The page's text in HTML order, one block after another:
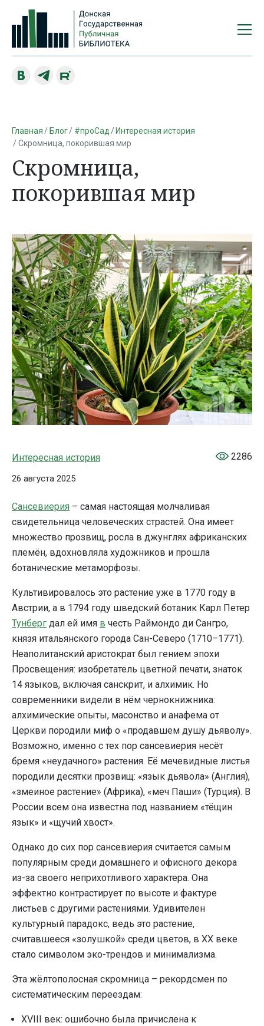
Главная Блог #проСад
Интересная история
Скромница, покорившая мир
Скромница,
покорившая мир
Интересная история
26 августа 2025
2286
Сансевиерия – самая настоящая молчаливая
свидетельница человеческих страстей. Она имеет
множество прозвищ, росла в джунглях африканских
племён, вдохновляла художников и прошла
ботанические метаморфозы.
Культивировалось это растение уже в 1770 году в
Австрии, а в 1794 году шведский ботаник Карл Петер
Тунберг дал ей имя в честь Раймондо ди Сангро,
князя итальянского города Сан-Северо (1710–1771).
Неаполитанский аристократ был гением эпохи
Просвещения: изобретатель цветной печати, знаток
14 языков, включая санскрит, и алхимик. Но
современники видели в нём чернокнижника:
алхимические опыты, масонство и анафема от
Церкви породили миф о «продавшем душу дьяволу».
Возможно, именно с тех пор сансевиерия несёт
бремя «неудачного» растения. Её мечевидные листья
породили десятки прозвищ: «язык дьявола» (Англия),
«змеиное растение» (Африка), «меч Паши» (Турция). В
России всем она известна под названием «тёщин
язык» и «щучий хвост».
Однако до сих пор сансевиерия считается самым
популярным среди домашнего и офисного декора
из-за своего неприхотливого характера. Она
эффектно контрастирует по высоте и фактуре
листьев с другими растениями. Удивителен
культурный парадокс, ведь это растение,
считавшееся «золушкой» среди цветов, в XX веке
стало символом эко-трендов и минимализма.
Эта жёлтополосная скромница – рекордсмен по
систематическим переездам:
XVIII век: ошибочно была причислена к